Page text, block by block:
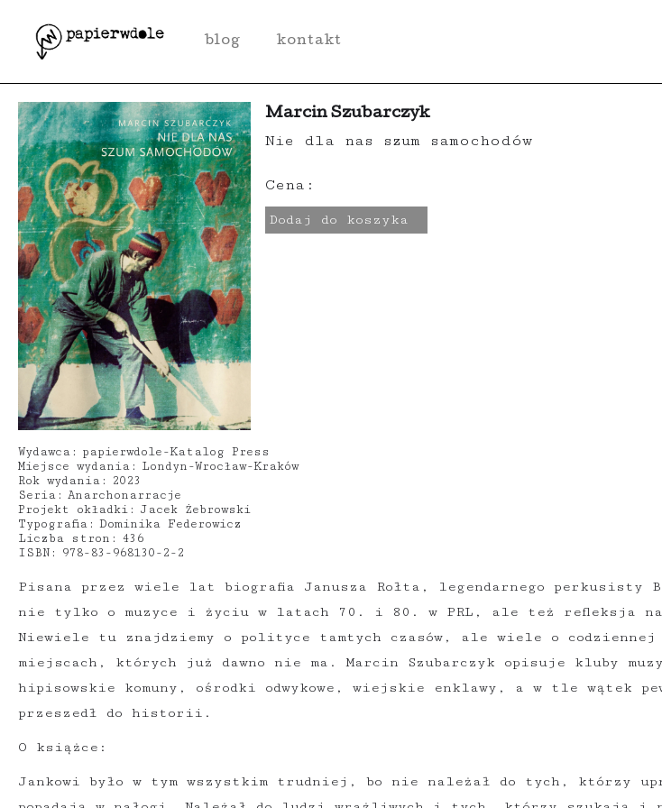
o nas sklep blog kontakt
Pisana przez wiele lat biografia Janusza Rołta, legendarnego perkusisty
nie tylko o muzyce i życiu w latach 70. i 80. w PRL, ale też refleksja
Niewiele tu znajdziemy o polityce tamtych czasów, ale wiele o
miejscach, których już dawno nie ma. Marcin Szubarczyk opisuje kluby
hipisowskie komuny, ośrodki odwykowe, wiejskie enklawy, a w tle wątek
przeszedł do historii.
O książce:
Jankowi było w tym wszystkim trudniej, bo nie należał do tych, którzy
Wydawca: papierwdole-Katalog Press
Miejsce wydania: Londyn-Wrocław-Kraków
Rok wydania:
2023
Seria: Anarchonarracje
Projekt okładki: Jacek Żebrowski
Typografia: Dominika Federowicz
Liczba stron: 436
ISBN:
978-83-968130-2-2
Marcin Szubarczyk
Nie dla nas szum samochodów
Cena:
Dodaj do koszyka